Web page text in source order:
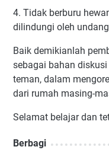
4. Tidak berburu
dilindungi oleh
Baik demikianlah
sebagai bahan
teman, dalam
dari rumah masing-
Selamat belajar dan
Berbagi